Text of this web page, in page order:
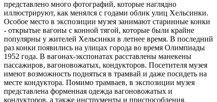
представлено много фотографий, которые наглядно
иллюстрируют, как менялся с годами облик улиц Хельсинки.
Особое место в экспозиции музея занимают старинные конки
- открытые вагоны с конной тягой, которые были крайне
популярны у жителей Хельсинки в летнее время. В последний
раз конки появились на улицах города во время Олимпиады
1952 года. В вагонах-экспонатах расставлены манекены
пассажиров, вагоновожатых, кондукторов. Посетителя музея
имеют возможность подняться в трамвай и даже посидеть на
месте кондуктора. Помимо трамваев, в экспозиции музея
представлена форменная одежда вагоновожатых и
кондукторов, а также инструменты и приспособления,